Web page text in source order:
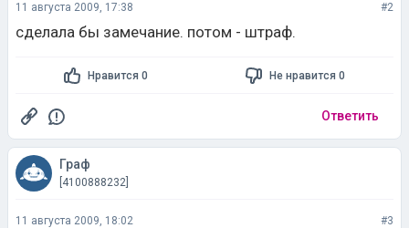
11 августа 2009, 17:38 #2
сделала бы замечание. потом - штраф.
Нравится 0 Не нравится 0
Ответить
Граф
[4100888232]
11 августа 2009, 18:02 #3